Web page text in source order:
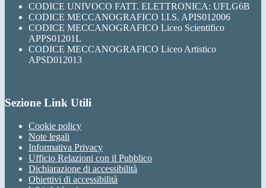
CODICE UNIVOCO FATT. ELETTRONICA: UFLG6B
CODICE MECCANOGRAFICO I.I.S. APIS012006
CODICE MECCANOGRAFICO Liceo Scientifico
APPS01201L
CODICE MECCANOGRAFICO Liceo Artistico
APSD012013
Sezione Link Utili
Cookie policy
Note legali
Informativa Privacy
Ufficio Relazioni con il Pubblico
Dichiarazione di accessibilità
Obiettivi di accessibilità